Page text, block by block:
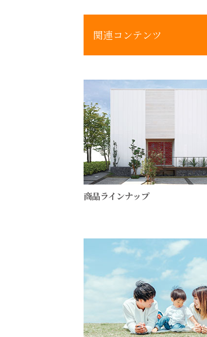
関連コンテンツ
商品ラインナップ